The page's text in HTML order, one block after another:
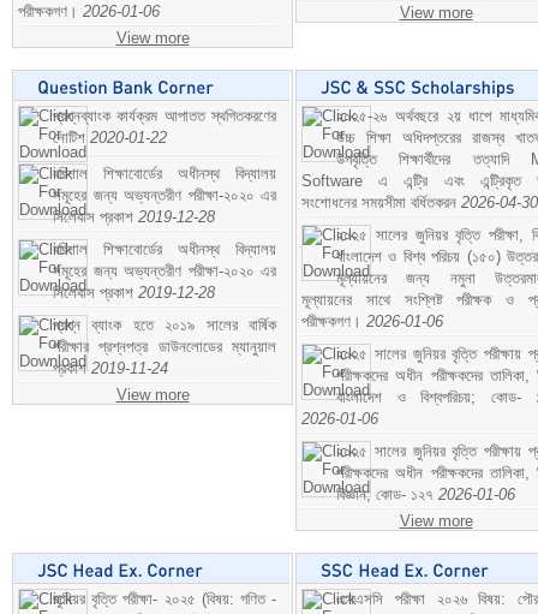
পরীক্ষকগণ। 2026-01-06
View more
View more
প্রশ্নব্যাংক কার্যক্রম আপাতত স্থগিতকরণের
নোটিশ 2020-01-22
বরিশাল শিক্ষাবোর্ডের অধীনস্থ বিদ্যালয়
সমূহের জন্য অভ্যন্তরীণ পরীক্ষা-২০২০ এর
সিলেবাস প্রকাশ 2019-12-28
বরিশাল শিক্ষাবোর্ডের অধীনস্থ বিদ্যালয়
সমূহের জন্য অভ্যন্তরীণ পরীক্ষা-২০২০ এর
সিলেবাস প্রকাশ 2019-12-28
প্রশ্ন ব্যাংক হতে ২০১৯ সালের বার্ষিক
পরীক্ষার প্রশ্নপত্র ডাউনলোডের ম্যানুয়াল
প্রকাশ 2019-11-24
View more
২০২৫-২৬ অর্থবছরে ২য় ধাপে
উচ্চ শিক্ষা অধিদপ্তরের রাজস্ব
উপবৃত্তি শিক্ষার্থীদের তত্যাদি
Software এ এন্ট্রি এবং এন্ট্রিকৃত
সংশোধনের সময়সীমা বর্ধিতকরন 2026-04-30
২০২৫ সালের জুনিয়র বৃত্তি পরীক্ষা,
বাংলাদেশ ও বিশ্ব পরিচয় (১৫০)
মূল্যায়নের জন্য নমুনা
মূল্যায়নের সাথে সংশ্লিষ্ট পরীক্ষক ও
পরীক্ষকগণ। 2026-01-06
২০২৫ সালের জুনিয়র বৃত্তি পরীক্ষায়
পরীক্ষকদের অধীন পরীক্ষকদের তালিকা,
বাংলাদেশ ও বিশ্বপরিচয়; কোড-
2026-01-06
২০২৫ সালের জুনিয়র বৃত্তি পরীক্ষায়
পরীক্ষকদের অধীন পরীক্ষকদের তালিকা,
বিজ্ঞান; কোড- ১২৭ 2026-01-06
View more
জুনিয়র বৃত্তি পরীক্ষা- ২০২৫ (বিষয়: গণিত -
এসএসসি পরীক্ষা ২০২৬ বিষয়: